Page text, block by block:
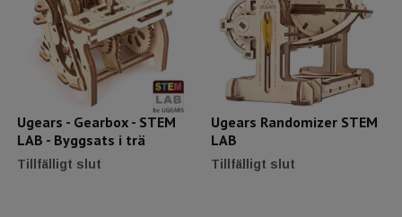
Ugears - Gearbox - STEM
LAB - Byggsats i trä
Tillfälligt slut
Ugears Randomizer STEM
LAB
Tillfälligt slut